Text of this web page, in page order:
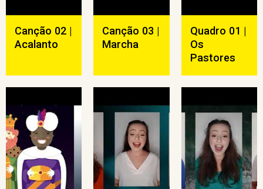
Canção 02 |
Acalanto
Canção 03 |
Marcha
Quadro 01 |
Os
Pastores